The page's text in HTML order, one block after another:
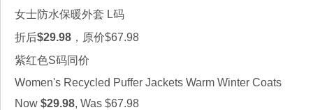
女士防水保暖外套 L码
折后$29.98 ，原价$67.98
紫红色S码同价
Women's Recycled Puffer Jackets Warm Winter Coats
Now $29.98, Was $67.98